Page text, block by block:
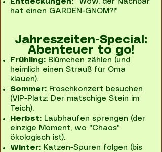
Entdeckungen: "Wow, der Nachbar
hat einen GARDEN-GNOM?!"
Jahreszeiten-Special:
Abenteuer to go!
Frühling: Blümchen zählen (und
heimlich einen Strauß für Oma
klauen).
Sommer: Froschkonzert besuchen
(VIP-Platz: Der matschige Stein im
Teich).
Herbst: Laubhaufen sprengen (der
einzige Moment, wo "Chaos"
ökologisch ist).
Winter: Katzen-Spuren folgen (bis